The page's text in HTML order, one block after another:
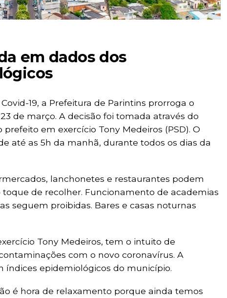
em dados dos
19, a Prefeitura de Parintins prorroga o
de março. A decisão foi tomada através do
em exercício Tony Medeiros (PSD). O
até as 5h da manhã, durante todos os dias da
lanchonetes e restaurantes podem
de recolher. Funcionamento de academias
seguem proibidas. Bares e casas noturnas
Tony Medeiros, tem o intuito de
com o novo coronavírus. A
índices epidemiológicos do município.
é hora de relaxamento porque ainda temos